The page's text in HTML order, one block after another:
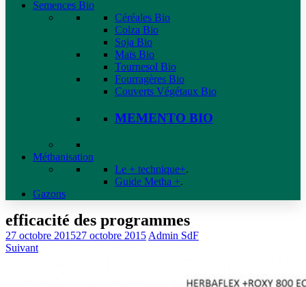
Semences Bio
Céréales Bio
Colza Bio
Soja Bio
Maïs Bio
Tournesol Bio
Fourragères Bio
Couverts Végétaux Bio
MEMENTO BIO
Méthanisation
Le + technique+.
Guide Metha +.
Gazons
efficacité des programmes
27 octobre 201527 octobre 2015 Admin SdF
Suivant